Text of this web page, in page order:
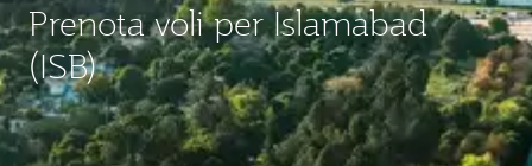
Prenota voli per Islamabad
(ISB)